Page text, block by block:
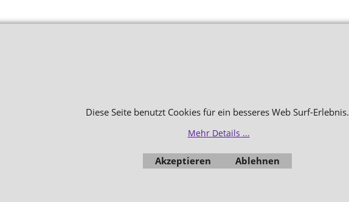
Diese Seite benutzt Cookies für ein besseres Web Surf-Erlebnis.
Mehr Details ...
Akzeptieren Ablehnen